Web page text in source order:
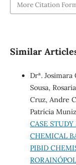
More Citation
Similar
Drª.
Sousa,
Cruz, Andre
Patrícia
CASE
CHEMICAL
PIBID